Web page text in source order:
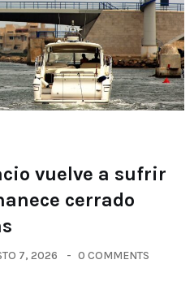
vuelve a sufrir
cerrado
7, 2026 0 COMMENTS